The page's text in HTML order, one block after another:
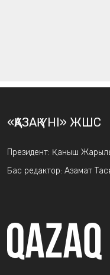
«ҚАЗАҚ ҮНІ» ЖШС
Президент: Қаныш
Бас редактор: Азамат